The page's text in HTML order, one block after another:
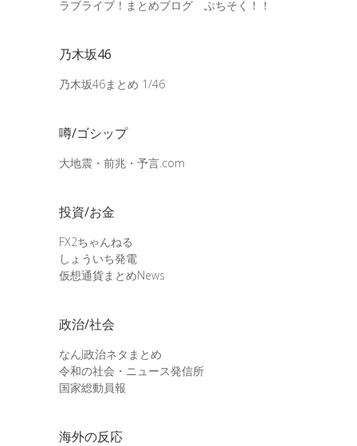
ラブライブ！まとめブログ ぷちそく！！
乃木坂46
乃木坂46まとめ 1/46
噂/ゴシップ
大地震・前兆・予言.com
投資/お金
FX2ちゃんねる
しょういち発電
仮想通貨まとめNews
政治/社会
なんJ政治ネタまとめ
令和の社会・ニュース発信所
国家総動員報
海外の反応